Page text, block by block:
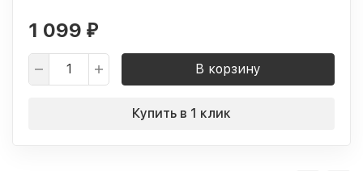
1 099 ₽
В корзину
Купить в 1 клик